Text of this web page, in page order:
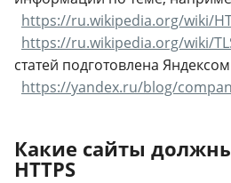
https://ru.wikipedia.org/wiki/
https://ru.wikipedia.org/wiki/
статей подготовлена
https://yandex.ru/blog/
Какие сайты
HTTPS